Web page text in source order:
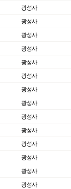
광성사
광성사
광성사
광성사
광성사
광성사
광성사
광성사
광성사
광성사
광성사
광성사
광성사
광성사